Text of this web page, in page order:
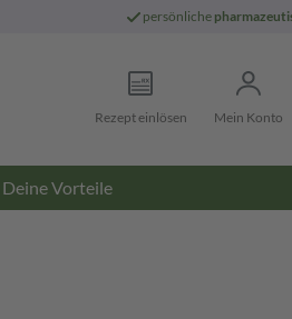
persönliche
Rezept einlösen Mein Konto
Deine Vorteile